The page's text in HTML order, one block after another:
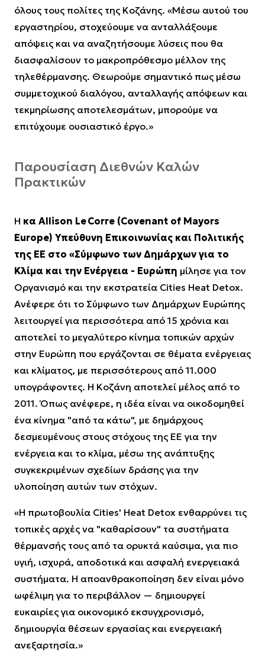
όλους τους πολίτες της Κοζάνης. «Μέσω αυτού του
εργαστηρίου, στοχεύουμε να ανταλλάξουμε
απόψεις και να αναζητήσουμε λύσεις που θα
διασφαλίσουν το μακροπρόθεσμο μέλλον της
τηλεθέρμανσης. Θεωρούμε σημαντικό πως μέσω
συμμετοχικού διαλόγου, ανταλλαγής απόψεων και
τεκμηρίωσης αποτελεσμάτων, μπορούμε να
επιτύχουμε ουσιαστικό έργο.»
Παρουσίαση Διεθνών Καλών
Πρακτικών
Η κα Allison Le Corre (Covenant of Mayors
Europe) Υπεύθυνη Επικοινωνίας και Πολιτικής
της ΕΕ στο «Σύμφωνο των Δημάρχων για το
Κλίμα και την Ενέργεια - Ευρώπη μίλησε για τον
Οργανισμό και την εκστρατεία Cities Heat Detox.
Ανέφερε ότι το Σύμφωνο των Δημάρχων Ευρώπης
λειτουργεί για περισσότερα από 15 χρόνια και
αποτελεί το μεγαλύτερο κίνημα τοπικών αρχών
στην Ευρώπη που εργάζονται σε θέματα ενέργειας
και κλίματος, με περισσότερους από 11.000
υπογράφοντες. Η Κοζάνη αποτελεί μέλος από το
2011. Όπως ανέφερε, η ιδέα είναι να οικοδομηθεί
ένα κίνημα "από τα κάτω", με δημάρχους
δεσμευμένους στους στόχους της ΕΕ για την
ενέργεια και το κλίμα, μέσω της ανάπτυξης
συγκεκριμένων σχεδίων δράσης για την
υλοποίηση αυτών των στόχων.
«Η πρωτοβουλία Cities' Heat Detox ενθαρρύνει τις
τοπικές αρχές να "καθαρίσουν" τα συστήματα
θέρμανσής τους από τα ορυκτά καύσιμα, για πιο
υγιή, ισχυρά, αποδοτικά και ασφαλή ενεργειακά
συστήματα. Η αποανθρακοποίηση δεν είναι μόνο
ωφέλιμη για το περιβάλλον — δημιουργεί
ευκαιρίες για οικονομικό εκσυγχρονισμό,
δημιουργία θέσεων εργασίας και ενεργειακή
ανεξαρτησία.»